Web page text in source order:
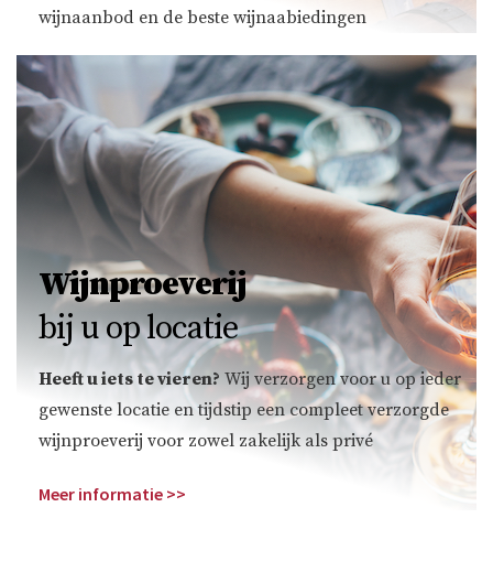
wijnaanbod en de beste wijnaabiedingen
Wijnproeverij
bij u op locatie
Heeft u iets te vieren? Wij verzorgen voor u op ieder
gewenste locatie en tijdstip een compleet verzorgde
wijnproeverij voor zowel zakelijk als privé
Meer informatie >>